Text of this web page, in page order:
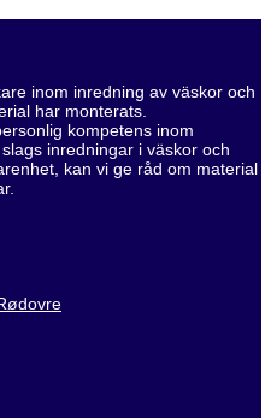
inom inredning av väskor och
har monterats.
kompetens inom
inredningar i väskor och
kan vi ge råd om material